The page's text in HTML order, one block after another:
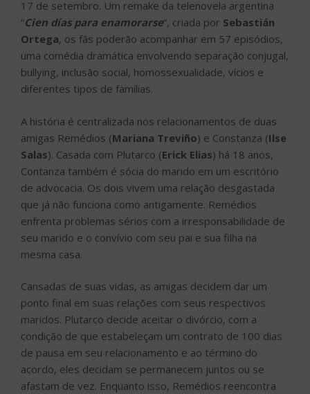
17 de setembro. Um remake da telenovela argentina
“Cien días para enamorarse“, criada por Sebastián
Ortega, os fãs poderão acompanhar em 57 episódios,
uma comédia dramática envolvendo separação conjugal,
bullying, inclusão social, homossexualidade, vícios e
diferentes tipos de famílias.
A história é centralizada nos relacionamentos de duas
amigas Remédios (Mariana Treviño) e Constanza (Ilse
Salas). Casada com Plutarco (Erick Elias) há 18 anos,
Contanza também é sócia do marido em um escritório
de advocacia. Os dois vivem uma relação desgastada
que já não funciona como antigamente. Remédios
enfrenta problemas sérios com a irresponsabilidade de
seu marido e o convívio com seu pai e sua filha na
mesma casa.
Cansadas de suas vidas, as amigas decidem dar um
ponto final em suas relações com seus respectivos
maridos. Plutarco decide aceitar o divórcio, com a
condição de que estabeleçam um contrato de 100 dias
de pausa em seu relacionamento e ao término do
acordo, eles decidam se permanecem juntos ou se
afastam de vez. Enquanto isso, Remédios reencontra